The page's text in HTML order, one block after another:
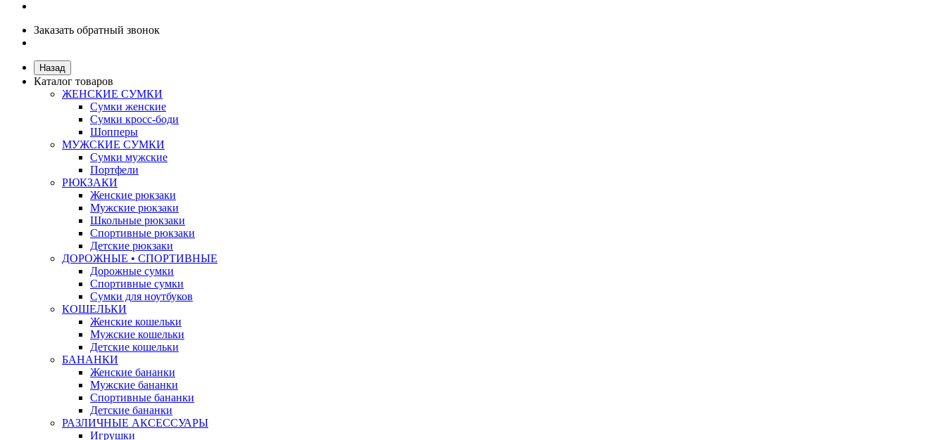
Заказать обратный звонок
Назад
Каталог товаров
ЖЕНСКИЕ СУМКИ
Сумки женские
Сумки кросс-боди
Шопперы
МУЖСКИЕ СУМКИ
Сумки мужские
Портфели
РЮКЗАКИ
Женские рюкзаки
Мужские рюкзаки
Школьные рюкзаки
Спортивные рюкзаки
Детские рюкзаки
ДОРОЖНЫЕ • СПОРТИВНЫЕ
Дорожные сумки
Спортивные сумки
Сумки для ноутбуков
КОШЕЛЬКИ
Женские кошельки
Мужские кошельки
Детские кошельки
БАНАНКИ
Женские бананки
Мужские бананки
Спортивные бананки
Детские бананки
РАЗЛИЧНЫЕ АКСЕССУАРЫ
Игрушки